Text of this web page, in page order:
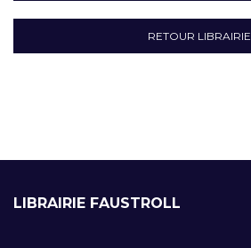
RETOUR LIBRAIRIE
LIBRAIRIE FAUSTROLL